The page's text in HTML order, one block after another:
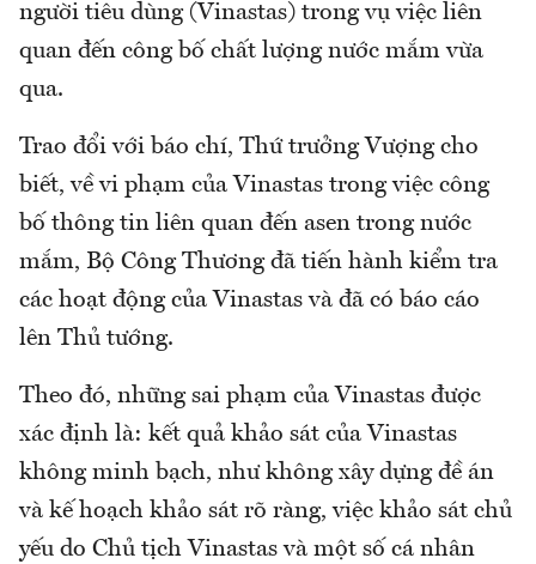
người tiêu dùng (Vinastas) trong vụ việc liên
quan đến công bố chất lượng nước mắm vừa
qua.
Trao đổi với báo chí, Thứ trưởng Vượng cho
biết, về vi phạm của Vinastas trong việc công
bố thông tin liên quan đến asen trong nước
mắm, Bộ Công Thương đã tiến hành kiểm tra
các hoạt động của Vinastas và đã có báo cáo
lên Thủ tướng.
Theo đó, những sai phạm của Vinastas được
xác định là: kết quả khảo sát của Vinastas
không minh bạch, như không xây dựng đề án
và kế hoạch khảo sát rõ ràng, việc khảo sát chủ
yếu do Chủ tịch Vinastas và một số cá nhân